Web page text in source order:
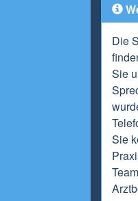
Die
Sie
Sie